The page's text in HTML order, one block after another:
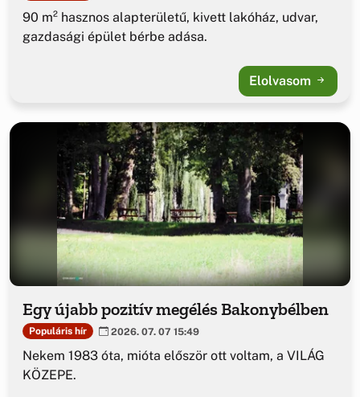
90 m² hasznos alapterületű, kivett lakóház, udvar,
gazdasági épület bérbe adása.
Elolvasom
Egy újabb pozitív megélés Bakonybélben
Populáris hír 2026. 07. 07 15:49
Nekem 1983 óta, mióta először ott voltam, a VILÁG
KÖZEPE.